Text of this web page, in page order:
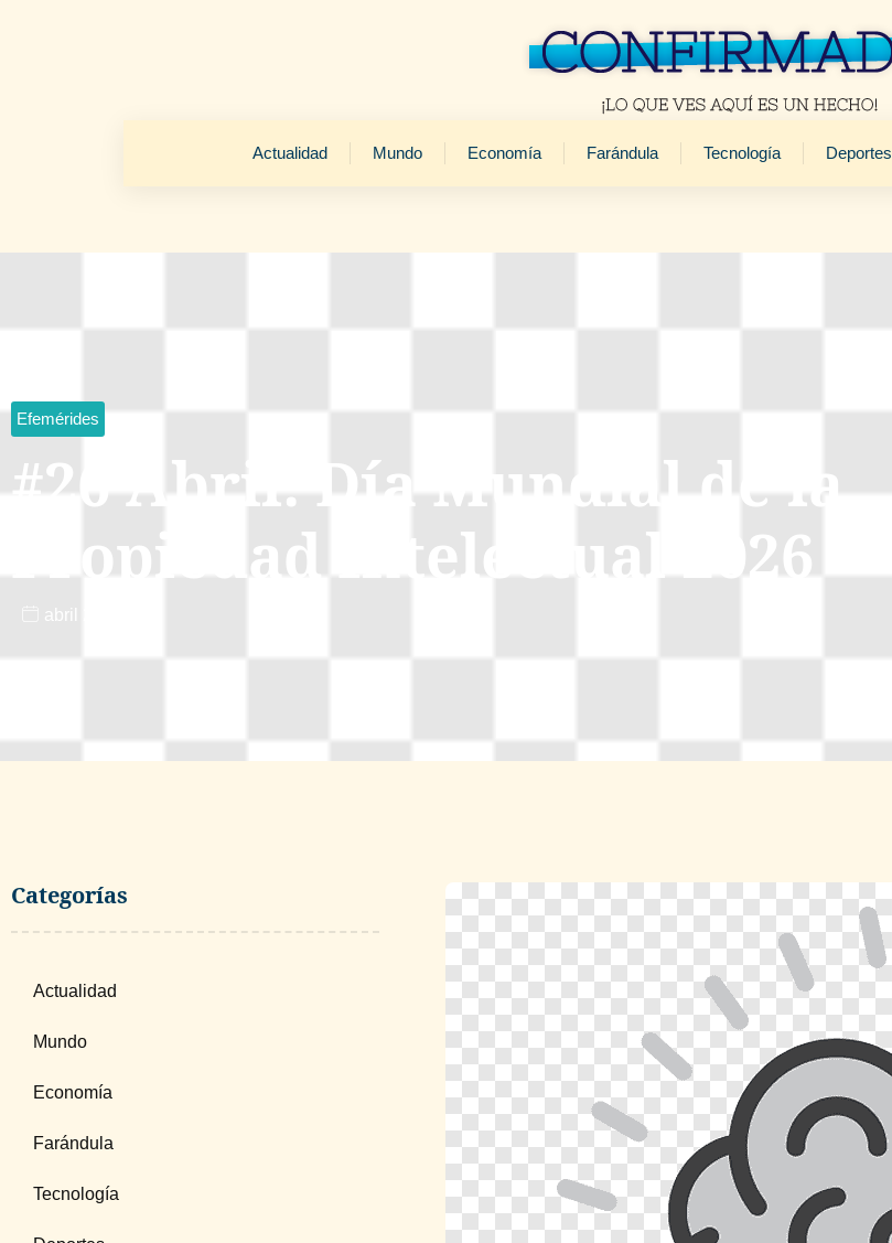
Actualidad Mundo Economía Farándula Tecnología Deportes
Efemérides
#26 Abril: Día Mundial de la
Propiedad Intelectual 2026
abril 26, 2026
Categorías
Actualidad
Mundo
Economía
Farándula
Tecnología